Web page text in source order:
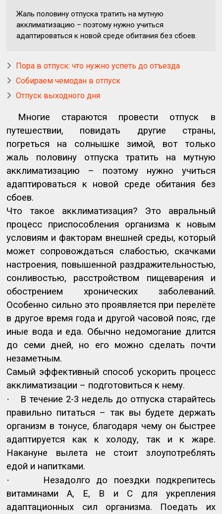
Жаль половину отпуска тратить на мутную
акклиматизацию – поэтому нужно учиться
адаптироваться к новой среде обитания без сбоев.
Пора в отпуск: что нужно успеть до отъезда
Собираем чемодан в отпуск
Отпуск выходного дня
Многие стараются провести отпуск в
путешествии, повидать другие страны,
погреться на солнышке зимой, вот только
жаль половину отпуска тратить на мутную
акклиматизацию – поэтому нужно учиться
адаптироваться к новой среде обитания без
сбоев.
Что такое акклиматизация? Это авральный
процесс приспособления организма к новым
условиям и факторам внешней среды, который
может сопровождаться слабостью, скачками
настроения, повышенной раздражительностью,
сонливостью, расстройством пищеварения и
обострением хронических заболеваний.
Особенно сильно это проявляется при перелёте
в другое время года и другой часовой пояс, где
иные вода и еда. Обычно недомогание длится
до семи дней, но его можно сделать почти
незаметным.
Самый эффективный способ ускорить процесс
акклиматизации – подготовиться к нему.
·
В течение 2-3 недель до отпуска старайтесь
правильно питаться – так вы будете держать
организм в тонусе, благодаря чему он быстрее
адаптируется как к холоду, так и к жаре.
Накануне вылета не стоит злоупотреблять
едой и напитками.
·
Незадолго до поездки подкрепитесь
витаминами А, Е, В и С для укрепления
адаптационных сил организма. Поедать их